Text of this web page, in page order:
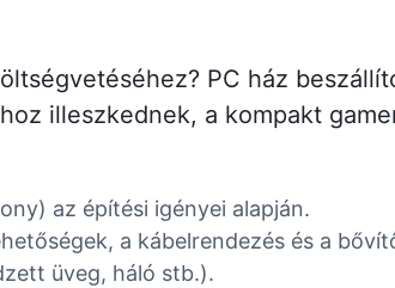
PC ház
illeszkednek, a kompakt
az építési igényei alapján.
a kábelrendezés és a
üveg, háló stb.).